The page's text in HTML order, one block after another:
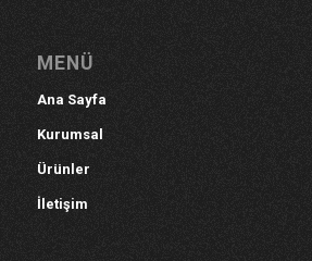
MENÜ
Ana Sayfa
Kurumsal
Ürünler
İletişim